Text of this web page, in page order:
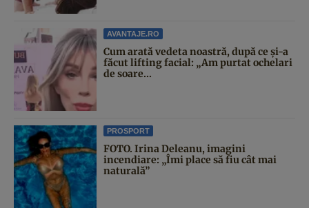
AVANTAJE.RO
Cum arată vedeta noastră, după ce și-a
făcut lifting facial: „Am purtat ochelari
de soare...
PROSPORT
FOTO. Irina Deleanu, imagini
incendiare: „Îmi place să fiu cât mai
naturală”